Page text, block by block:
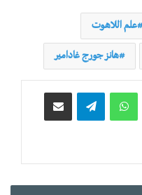
علم اللاهوت
هانز جورج غادامير
واتساب